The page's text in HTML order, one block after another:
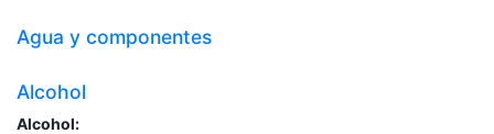
Agua y componentes
Alcohol
Alcohol: